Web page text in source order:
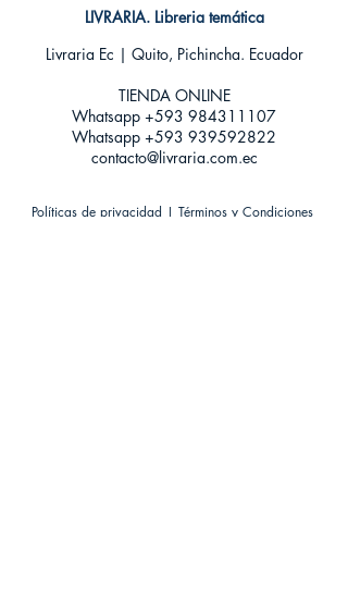
LIVRARIA. Libreria temática
Livraria Ec | Quito, Pichincha. Ecuador
TIENDA ONLINE​
Whatsapp +593 984311107
Whatsapp +593 939592822
contacto@livraria.com.ec
Políticas de privacidad | Términos y Condiciones